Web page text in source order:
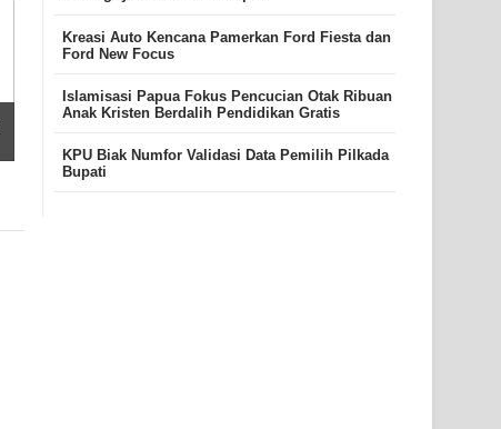
Kreasi Auto Kencana Pamerkan Ford Fiesta dan
Ford New Focus
Islamisasi Papua Fokus Pencucian Otak Ribuan
Anak Kristen Berdalih Pendidikan Gratis
KPU Biak Numfor Validasi Data Pemilih Pilkada
Bupati